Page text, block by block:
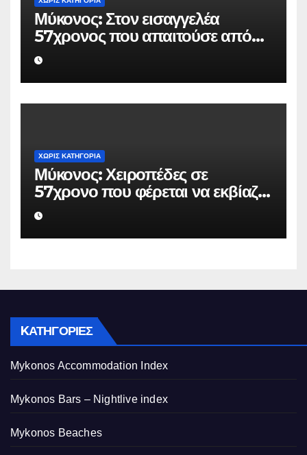
Μύκονος: Στον εισαγγελέα
57χρονος που απαιτούσε από
επιχειρηματία 80.000 ευρώ για
να μην κάνει καταγγελίες σε
βάρος του
ΧΩΡΊΣ ΚΑΤΗΓΟΡΊΑ
Μύκονος: Χειροπέδες σε
57χρονο που φέρεται να εκβίαζε
επιχείρηση για να «θάψει»
ψευδείς καταγγελίες – Η παγίδα
που του έστησε η ΕΛ.ΑΣ.
KΑΤΗΓΟΡΊΕΣ
Mykonos Accommodation Index
Mykonos Bars – Nightlive index
Mykonos Beaches